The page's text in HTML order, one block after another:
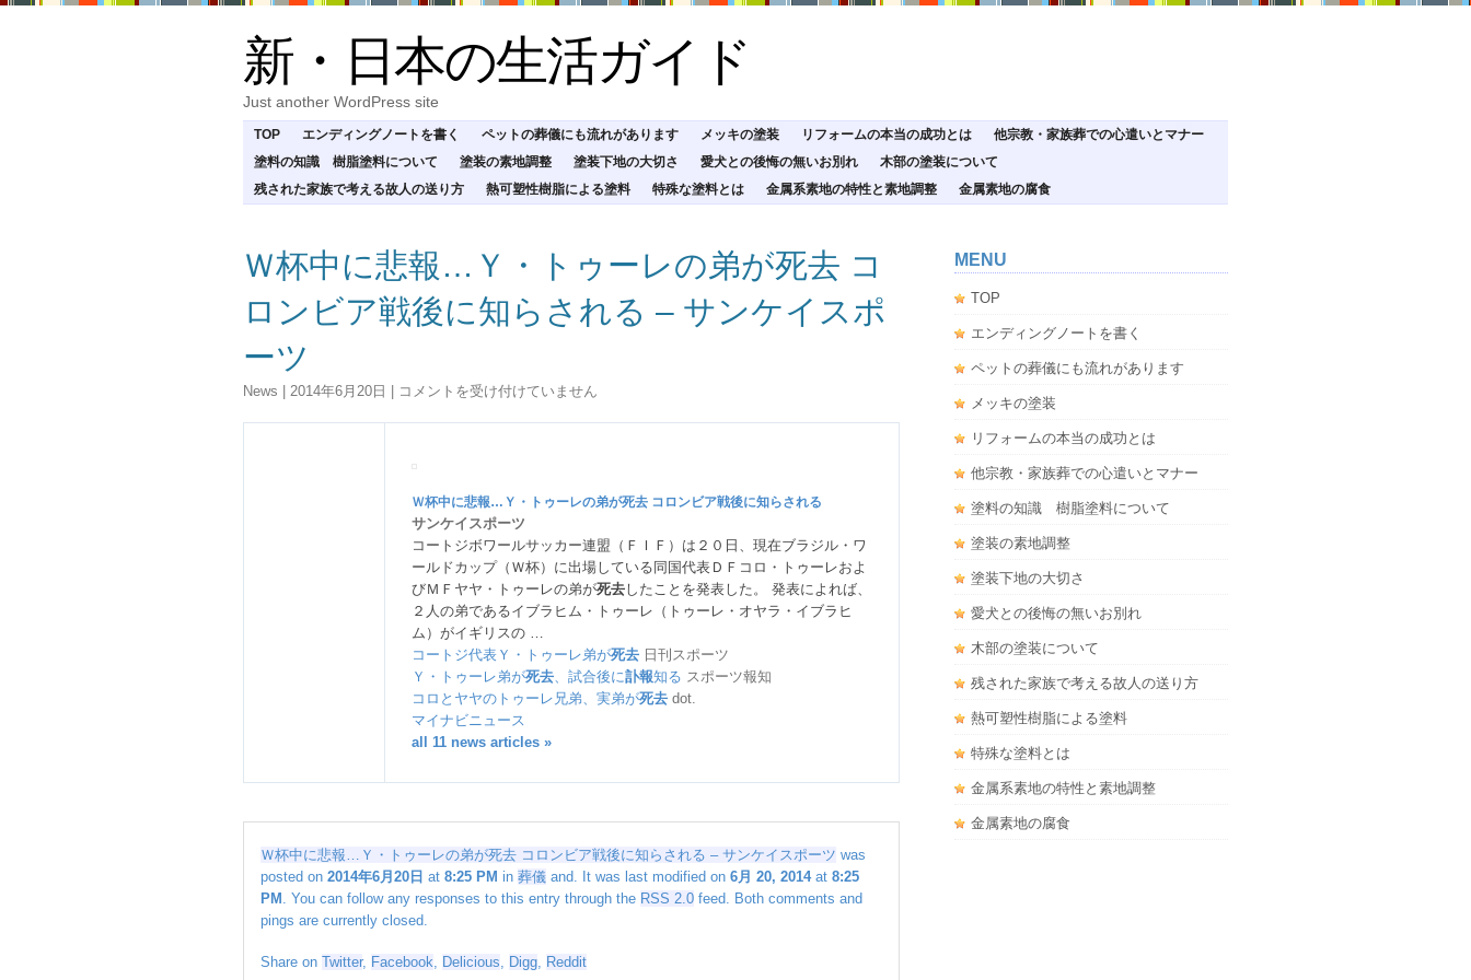
新・日本の生活ガイド
Just another WordPress site
TOP エンディングノートを書く ペットの葬儀にも流れがあります メッキの塗装 リフォームの本当の成功とは
他宗教・家族葬での心遣いとマナー
塗料の知識 樹脂塗料について
塗装の素地調整 塗装下地の大切さ 愛犬との後悔の無いお別れ
木部の塗装について
残された家族で考える故人の送り方
熱可塑性樹脂による塗料 特殊な塗料とは 金属系素地の特性と素地調整 金属素地の腐食
Ｗ杯中に悲報…Ｙ・トゥーレの弟が死去 コ
ロンビア戦後に知らされる – サンケイスポ
ーツ
News 2014年6月20日
Ｗ
報…
Ｙ・
ン
ア
戦
後
に
知
さ
コメントを受け付けていません
Ｗ杯中に悲報…Ｙ・トゥーレの弟が死去 コロンビア戦後に知らされる
サンケイスポーツ
コートジボワールサッカー連盟（ＦＩＦ）は２０日、現在ブラジル・ワ
ールドカップ（Ｗ杯）に出場している同国代表ＤＦコロ・トゥーレおよ
びＭＦヤヤ・トゥーレの弟が死去したことを発表した。 発表によれば、
２人の弟であるイブラヒム・トゥーレ（トゥーレ・オヤラ・イブラヒ
ム）がイギリスの …
コートジ代表Ｙ・トゥーレ弟が死去 日刊スポーツ
Ｙ・トゥーレ弟が死去、試合後に訃報知る スポーツ報知
コロとヤヤのトゥーレ兄弟、実弟が死去 dot.
マイナビニュース
all 11 news articles »
Ｗ杯中に悲報…Ｙ・トゥーレの弟が死去 コロンビア戦後に知らされる – サンケイスポーツ was
posted on 2014年6月20日 at 8:25 PM in 葬儀 and. It was last modified on 6月 20, 2014at 8:25
PM . You can follow any responses to this entry through the RSS 2.0 feed. Both comments and
pings are currently closed.
Share on Twitter, Facebook, Delicious, Digg, Reddit
MENU
TOP
エンディングノートを書く
ペットの葬儀にも流れがあります
メッキの塗装
リフォームの本当の成功とは
他宗教・家族葬での心遣いとマナー
塗料の知識 樹脂塗料について
塗装の素地調整
塗装下地の大切さ
愛犬との後悔の無いお別れ
木部の塗装について
残された家族で考える故人の送り方
熱可塑性樹脂による塗料
特殊な塗料とは
金属系素地の特性と素地調整
金属素地の腐食